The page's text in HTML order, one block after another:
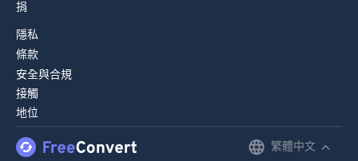
捐
隱私
條款
安全與合規
接觸
地位
繁體中文